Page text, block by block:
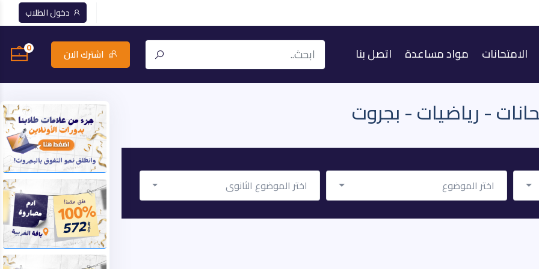
دخول الطلاب
الامتحانات مواد مساعدة اتصل بنا اشترك الان 0
- رياضيات - بجروت
اختر الموضوع اختر الموضوع الثانوي